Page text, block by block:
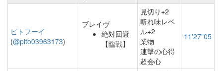
ピトフーイ
(@pito03963173)
ブレイヴ
絶対回避
【臨戦】
見切り+2
斬れ味レベ
ル+2
業物
連撃の心得
超会心
11'27"05